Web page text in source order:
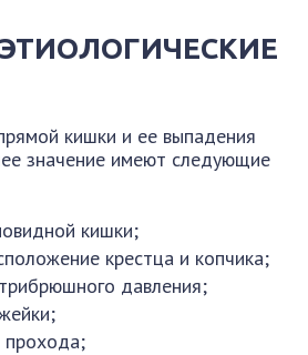
кишки и ее выпадения
значение имеют следующие
кишки;
крестца и копчика;
давления;
прохода;